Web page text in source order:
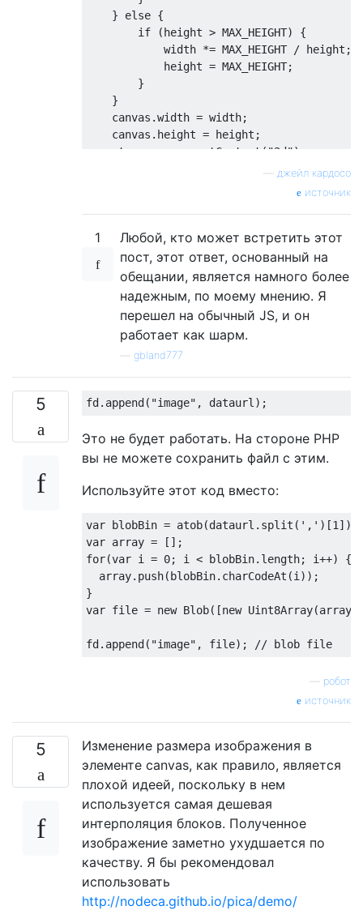
}
else {
if
(height > MAX_HEIGHT)
{
            width
*= MAX_HEIGHT / height ;
            height
= MAX_HEIGHT;
}
}
    canvas
.width = width;
    canvas
. height = height ;
    ctx
getContext ( "2d");
width, height
}
джейл кардосо
источник
1
Любой, кто может встретить этот
пост, этот ответ, основанный на
обещании, является намного более
надежным, по моему мнению. Я
перешел на обычный JS, и он
работает как шарм.
gbland777
5 fd. append( "image" , dataurl );
Это не будет работать. На стороне PHP
вы не можете сохранить файл с этим.
Используйте этот код вместо:
var blobBin = atob(dataurl . split ( ',' )[1 ]);
var array =
[];
for(var i = 0; i < blobBin. length; i++)
{
  array
. push(blobBin. charCodeAt (i ));
}
var file = new Blob([new Uint8Array(array
fd. append( "image" , file); // blob file
робот
источник
5
Изменение размера изображения в
элементе canvas, как правило, является
плохой идеей, поскольку в нем
используется самая дешевая
интерполяция блоков. Полученное
изображение заметно ухудшается по
качеству. Я бы рекомендовал
использовать
http://nodeca.github.io/pica/demo/